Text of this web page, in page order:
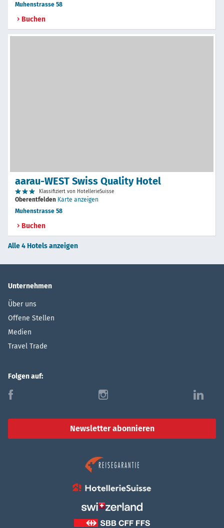
Muhenstrasse 58
Buchen
aarau-WEST Swiss Quality Hotel
Klassifiziert von HotellerieSuisse
Oberentfelden Karte anzeigen
Muhenstrasse 58
Buchen
Alle 4 Hotels anzeigen
Unternehmen
Über uns
Offene Stellen
Medien
Travel Trade
Folgen auf:
f i l
Newsletter abonnieren